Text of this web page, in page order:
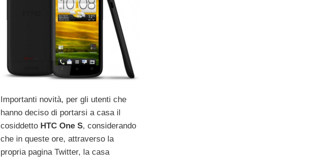
Importanti novità, per gli utenti che
hanno deciso di portarsi a casa il
cosiddetto HTC One S, considerando
che in queste ore, attraverso la
propria pagina Twitter, la casa